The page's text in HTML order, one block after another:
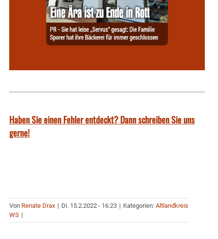
Haben Sie einen Fehler entdeckt? Dann schreiben Sie uns
gerne!
Von Renate Drax | Di. 15.2.2022 - 16:23 | Kategorien: Altlandkreis
WS |